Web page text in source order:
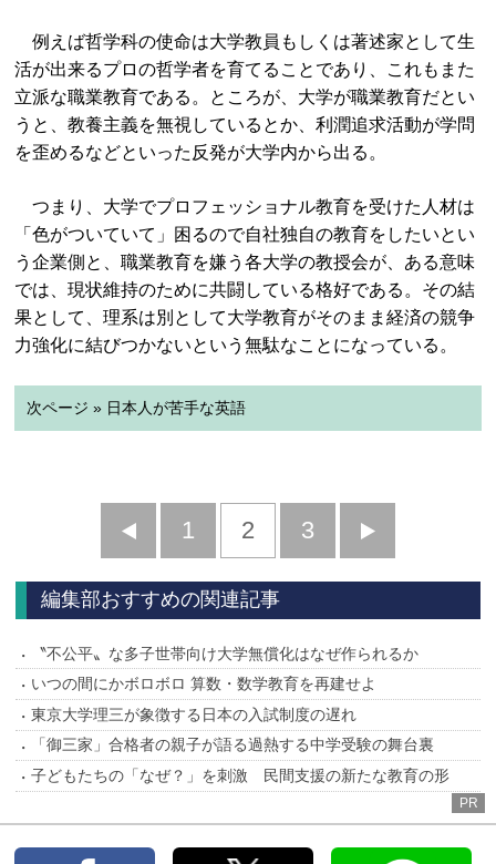
例えば哲学科の使命は大学教員もしくは著述家として生
活が出来るプロの哲学者を育てることであり、これもまた
立派な職業教育である。ところが、大学が職業教育だとい
うと、教養主義を無視しているとか、利潤追求活動が学問
を歪めるなどといった反発が大学内から出る。
つまり、大学でプロフェッショナル教育を受けた人材は
「色がついていて」困るので自社独自の教育をしたいとい
う企業側と、職業教育を嫌う各大学の教授会が、ある意味
では、現状維持のために共闘している格好である。その結
果として、理系は別として大学教育がそのまま経済の競争
力強化に結びつかないという無駄なことになっている。
次ページ » 日本人が苦手な英語
前
へ
1 2 3
へ
編集部おすすめの関連記事
〝不公平〟な多子世帯向け大学無償化はなぜ作られるか
いつの間にかボロボロ 算数・数学教育を再建せよ
東京大学理三が象徴する日本の入試制度の遅れ
「御三家」合格者の親子が語る過熱する中学受験の舞台裏
子どもたちの「なぜ？」を刺激 民間支援の新たな教育の形
PR